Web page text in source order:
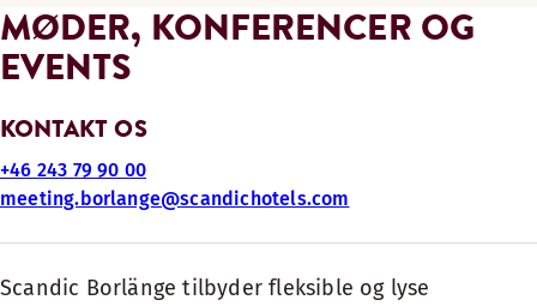
MØDER, KONFERENCER OG
EVENTS
KONTAKT OS
+46 243 79 90 00
meeting.borlange@scandichotels.com
Scandic Borlänge tilbyder fleksible og lyse